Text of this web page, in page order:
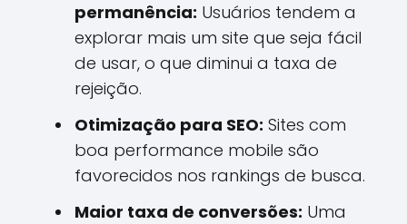
permanência: Usuários tendem a
explorar mais um site que seja fácil
de usar, o que diminui a taxa de
rejeição.
Otimização para SEO: Sites com
boa performance mobile são
favorecidos nos rankings de busca.
Maior taxa de conversões: Uma